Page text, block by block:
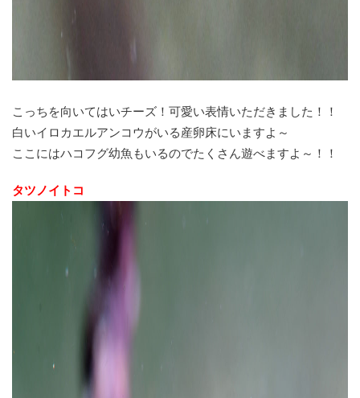
こっちを向いてはいチーズ！可愛い表情いただきました！！
白いイロカエルアンコウがいる産卵床にいますよ～
ここにはハコフグ幼魚もいるのでたくさん遊べますよ～！！
タツノイトコ